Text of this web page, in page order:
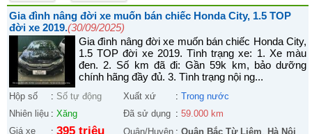
Gia đình nâng đời xe muốn bán chiếc Honda City, 1.5 TOP
đời xe 2019.(30/09/2025)
Gia đình nâng đời xe muốn bán chiếc Honda City,
1.5 TOP đời xe 2019. Tình trạng xe: 1. Xe màu
đen. 2. Số km đã đi: Gần 59k km, bảo dưỡng
chính hãng đầy đủ. 3. Tình trạng nội ng...
Hộp số : Số tự động Xuất xứ : Trong nước
Nhiên liệu : Xăng Đã sử dụng : 59.000 km
Giá xe
: 395 triệu Quận/Huyện : Quận Bắc Từ Liêm, Hà Nội